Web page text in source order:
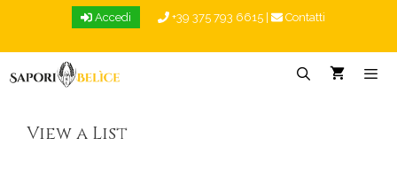
Accedi +39 375 793 6615 Contatti
View a List